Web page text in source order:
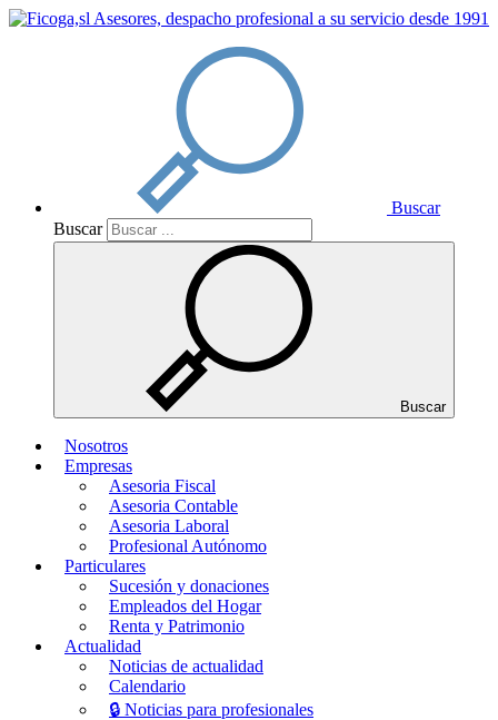
Buscar
Buscar
Buscar
Nosotros
Empresas
Asesoria Fiscal
Asesoria Contable
Asesoria Laboral
Profesional Autónomo
Particulares
Sucesión y donaciones
Empleados del Hogar
Renta y Patrimonio
Actualidad
Noticias de actualidad
Calendario
🔒 Noticias para profesionales